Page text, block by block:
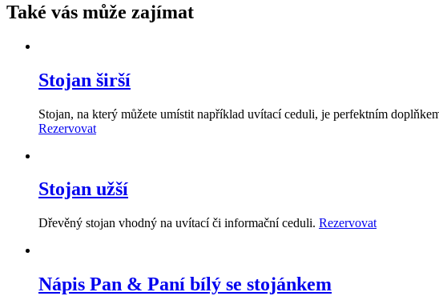
Také vás může zajímat
Stojan širší
Stojan, na který můžete umístit například uvítací ceduli, je perfektním
Rezervovat
Stojan užší
Dřevěný stojan vhodný na uvítací či informační ceduli. Rezervovat
Nápis Pan & Paní bílý se stojánkem